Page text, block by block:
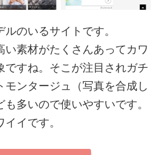
のいるサイトです。
い素材がたくさんあってカワ
ですね。そこが注目されガチ
モンタージュ（写真を合成し
多いので使いやすいです。
イです。